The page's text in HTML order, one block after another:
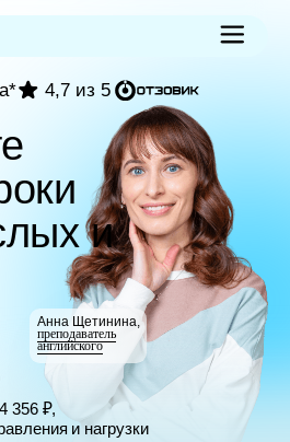
и нагрузки
4,7 из 5
и
Анна Щетинина,
преподаватель